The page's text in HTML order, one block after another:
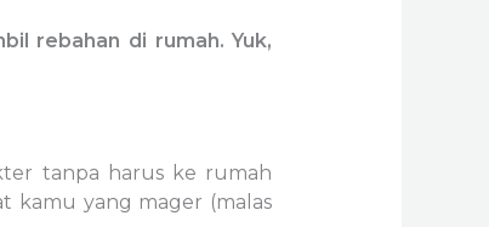
rebahan di rumah. Yuk,
tanpa harus ke rumah
kamu yang mager (malas